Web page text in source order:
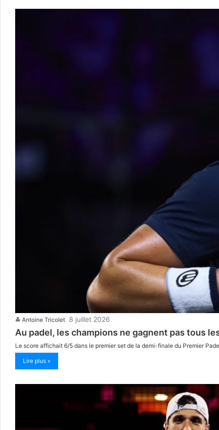
Antoine Tricolet 8 juillet 2026
Au padel, les champions ne gagnent pas tous
Le score affichait 6/5 dans le premier set de la demi-finale du Premier
Lire plus »